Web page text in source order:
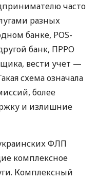
часто
разных
банке, POS-
банк, ПРРО
вести учет —
схема означала
более
и излишние
ФЛП
комплексное
Комплексный